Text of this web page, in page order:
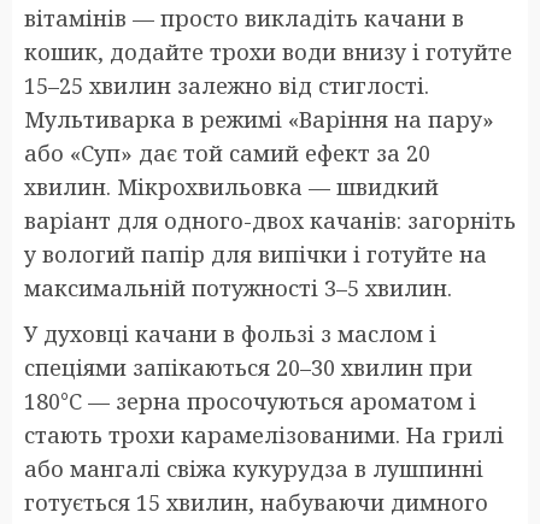
вітамінів — просто викладіть качани в
кошик, додайте трохи води внизу і готуйте
15–25 хвилин залежно від стиглості.
Мультиварка в режимі «Варіння на пару»
або «Суп» дає той самий ефект за 20
хвилин. Мікрохвильовка — швидкий
варіант для одного-двох качанів: загорніть
у вологий папір для випічки і готуйте на
максимальній потужності 3–5 хвилин.
У духовці качани в фользі з маслом і
спеціями запікаються 20–30 хвилин при
180°C — зерна просочуються ароматом і
стають трохи карамелізованими. На грилі
або мангалі свіжа кукурудза в лушпинні
готується 15 хвилин, набуваючи димного